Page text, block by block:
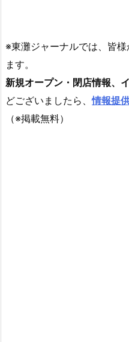
※東灘ジャーナルでは、皆
ます。
新規オープン・閉店情報、
どございましたら、情報提
（※掲載無料）